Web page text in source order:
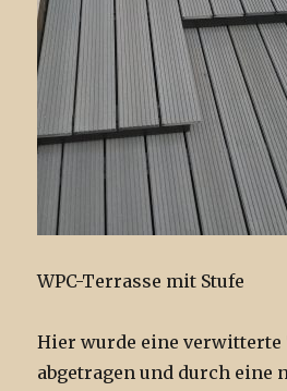
WPC-Terrasse mit Stufe
Hier wurde eine verwitterte
abgetragen und durch eine